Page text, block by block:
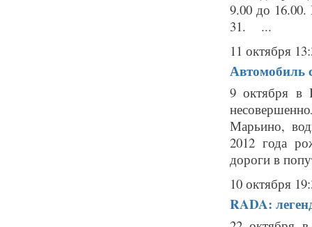
9.00 до
31. ...
11 октября
Автомобиль
9 октября в
Марьино,
2012 года
дороги в
10 октября
RADA: